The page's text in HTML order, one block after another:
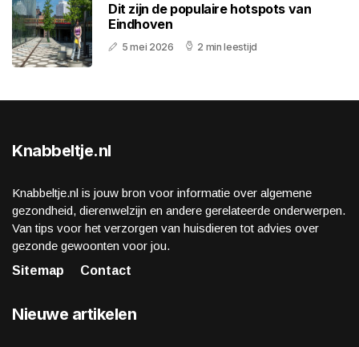
Dit zijn de populaire hotspots van
Eindhoven
5 mei 2026 2 min leestijd
Knabbeltje.nl
Knabbeltje.nl is jouw bron voor informatie over algemene
gezondheid, dierenwelzijn en andere gerelateerde onderwerpen.
Van tips voor het verzorgen van huisdieren tot advies over
gezonde gewoonten voor jou.
Sitemap
Contact
Nieuwe artikelen